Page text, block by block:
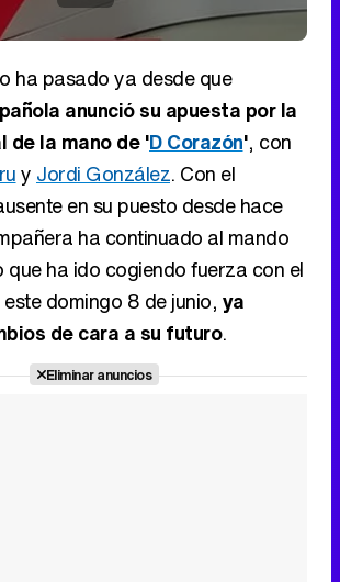
ha pasado ya desde que
anunció su apuesta por la
de la mano de 'D Corazón', con
y Jordi González. Con el
en su puesto desde hace
ha continuado al mando
que ha ido cogiendo fuerza con el
domingo 8 de junio, ya
de cara a su futuro.
Eliminar anuncios